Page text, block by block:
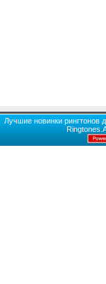
Лучшие новинки рингтонов